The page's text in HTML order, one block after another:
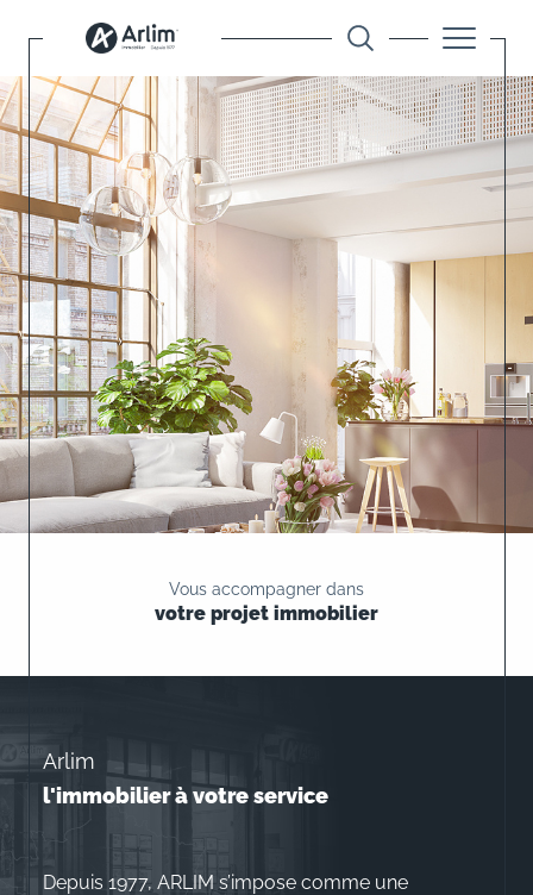
Vous accompagner dans
votre projet immobilier
Arlim
l'immobilier à votre service
Depuis 1977, ARLIM s’impose comme une